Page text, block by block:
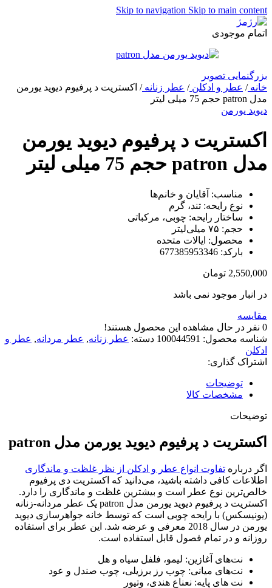
Skip to navigation Skip to main content
اتمام موجودی
بزرگنمایی تصویر
خانه/ عطر و ادکلن/ عطر زنانه/ اکستریت د پرفیوم دیوید یورمن
مدل patron حجم 75 میلی لیتر
دیوید یورمن
اکستریت د پرفیوم دیوید یورمن
مدل patron حجم 75 میلی لیتر
مناسب: آقایان و خانم‌ها
نوع رایحه: تند، گرم
ساختار رایحه: چوبی، مرکباتی
حجم: ۷۵ میلی‌لیتر
محصول: ایالات متحده
بارکد: 677385953346
2,550,000 تومان
در انبار موجود نمی باشد
مقایسه
0 نفر در حال مشاهده این محصول هستند!
شناسه محصول: 100044591 دسته: عطر زنانه, عطر مردانه, عطر و
ادکلن
اشتراک گذاری:
توضیحات
مشخصات کالا
توضیحات
اکستریت د پرفیوم دیوید یورمن مدل patron
اگر درباره تفاوت انواع عطر و ادکلن از نظر غلظت و ماندگاری
اطلاعات کافی داشته باشید، می‌دانید که اکستریت دی پرفیوم
خالص‌ترین نوع عطر است و بیشترین غلظت و ماندگاری را دارد.
اکستریت د پرفیوم دیوید یورمن مدل patron یک عطر مردانه-زنانه
(یونیسکس) با رایحه چوبی است که توسط خانه جواهرسازی دیوید
یورمن در سال 2018 معرفی و عرضه شد. این عطر برای استفاده
روزانه و در تمام فصول قابل استفاده است.
نت‌های آغازین: لیمو، فلفل سیاه و هل
نت‌های میانی: چوب رز برزیلی، چوب صندل و عود
نت های پایه: نعناع هندی، وتیور